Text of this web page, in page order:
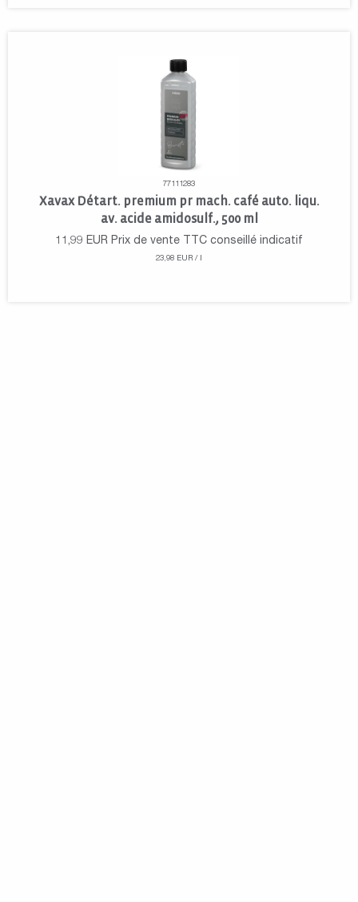
77111283
Xavax Détart. premium pr mach. café auto. liqu.
av. acide amidosulf., 500 ml
11,99 EUR Prix de vente TTC conseillé indicatif
23,98 EUR / l